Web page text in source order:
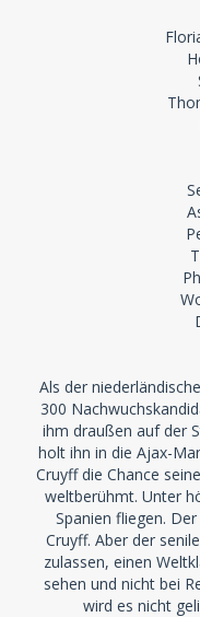
Als der
300
ihm draußen auf der
holt ihn in die Ajax-
Cruyff die Chance
weltberühmt. Unter
Spanien fliegen.
Cruyff. Aber der
zulassen, einen
sehen und nicht bei
wird es nicht